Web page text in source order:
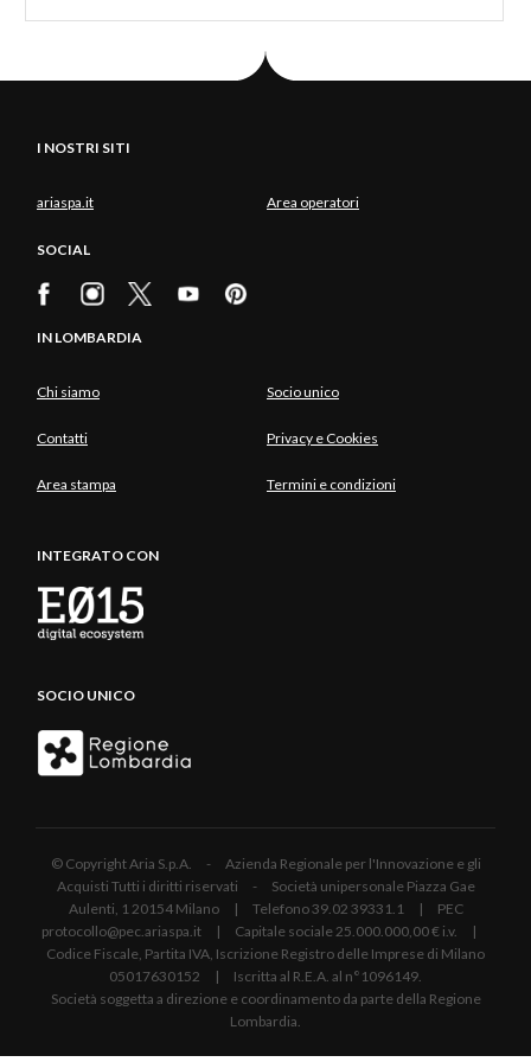
suggerimenti e troverete molte altre proposte per
I NOSTRI SITI
ariaspa.it Area operatori
SOCIAL
IN LOMBARDIA
Chi siamo Socio unico
Contatti Privacy e Cookies
Area stampa Termini e condizioni
INTEGRATO CON
SOCIO UNICO
© Copyright Aria S.p.A. - Azienda Regionale per l'Innovazione e gli
Acquisti Tutti i diritti riservati - Società unipersonale Piazza Gae
Aulenti, 1 20154 Milano | Telefono 39.02 39331.1 | PEC
protocollo@pec.ariaspa.it | Capitale sociale 25.000.000,00 € i.v. |
Codice Fiscale, Partita IVA, Iscrizione Registro delle Imprese di Milano
05017630152 | Iscritta al R.E.A. al n°1096149.
Società soggetta a direzione e coordinamento da parte della Regione
Lombardia.